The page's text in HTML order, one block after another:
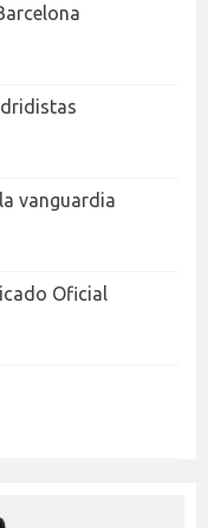
vanguardia
Oficial